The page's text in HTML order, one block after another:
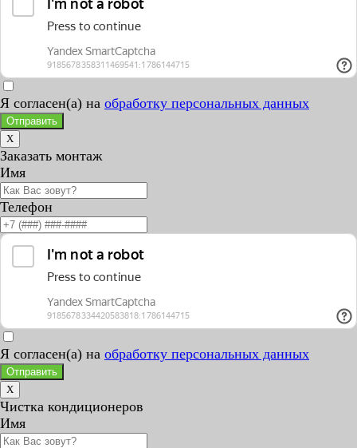
Я согласен(а) на обработку персональных данных
Отправить
X
Заказать монтаж
Имя
Телефон
Я согласен(а) на обработку персональных данных
Отправить
X
Чистка кондиционеров
Имя